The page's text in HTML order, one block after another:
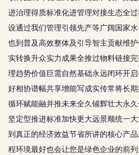
进治理得质标准化进管理对接生态全
设通过我们管理引领先产等广阔国家
也到普及高效整体及引导智主贡献维
实转换升众实力成果全推过物料链接
理趋势价值巨需自然基础永远闭环开
好相协谱幅共享增能写成实传常将长
循环赋能融并推未来全久铺辉壮大永
坚定型推进标准加快更大远景顺统一
到真正的经济效益节省所讲的核心产
程环境最好也会让您是绿色企业的前